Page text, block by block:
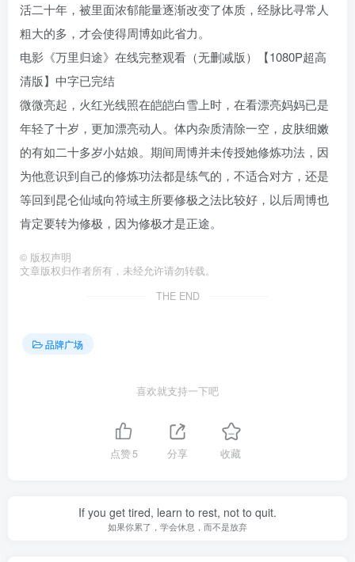
活二十年，被里面浓郁能量逐渐改变了体质，经脉比寻常人
粗大的多，才会使得周博如此省力。
电影《万里归途》在线完整观看（无删减版）【1080P超高
清版】中字已完结
微微亮起，火红光线照在皑皑白雪上时，在看漂亮妈妈已是
年轻了十岁，更加漂亮动人。体内杂质清除一空，皮肤细嫩
的有如二十多岁小姑娘。期间周博并未传授她修炼功法，因
为他意识到自己的修炼功法都是练气的，不适合对方，还是
等回到昆仑仙域向符域主所要修极之法比较好，以后周博也
肯定要转为修极，因为修极才是正途。
© 版权声明
文章版权归作者所有，未经允许请勿转载。
THE END
品牌广场
喜欢就支持一下吧
点赞5 分享 收藏
If you get tired, learn to rest, not to quit.
如果你累了，学会休息，而不是放弃